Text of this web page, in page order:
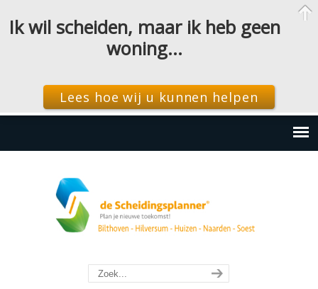
Ik wil scheiden, maar ik heb geen
woning…
Lees hoe wij u kunnen helpen